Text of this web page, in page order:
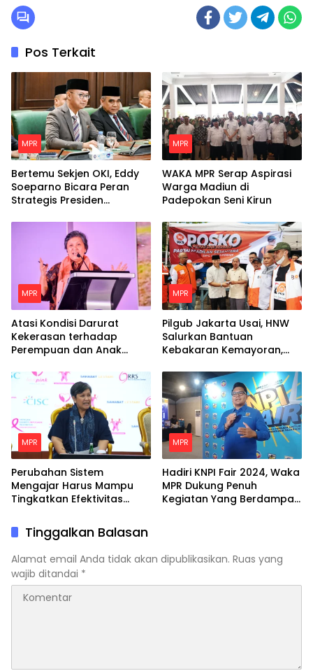
Pos Terkait
MPR
Bertemu Sekjen OKI, Eddy
Soeparno Bicara Peran
Strategis Presiden
Islam
MPR
WAKA MPR Serap Aspirasi
Warga Madiun di
Padepokan Seni Kirun
MPR
Atasi Kondisi Darurat
Kekerasan terhadap
Perempuan dan Anak
MPR
Pilgub Jakarta Usai, HNW
Salurkan Bantuan
Kebakaran Kemayoran,
Hunian Tetap Bagi Para
Korban
MPR
Perubahan Sistem
Mengajar Harus Mampu
Tingkatkan Efektivitas
MPR
Hadiri KNPI Fair 2024, Waka
MPR Dukung Penuh
Kegiatan Yang Berdampak
Tinggalkan Balasan
Alamat email Anda tidak akan dipublikasikan. Ruas yang
wajib ditandai *